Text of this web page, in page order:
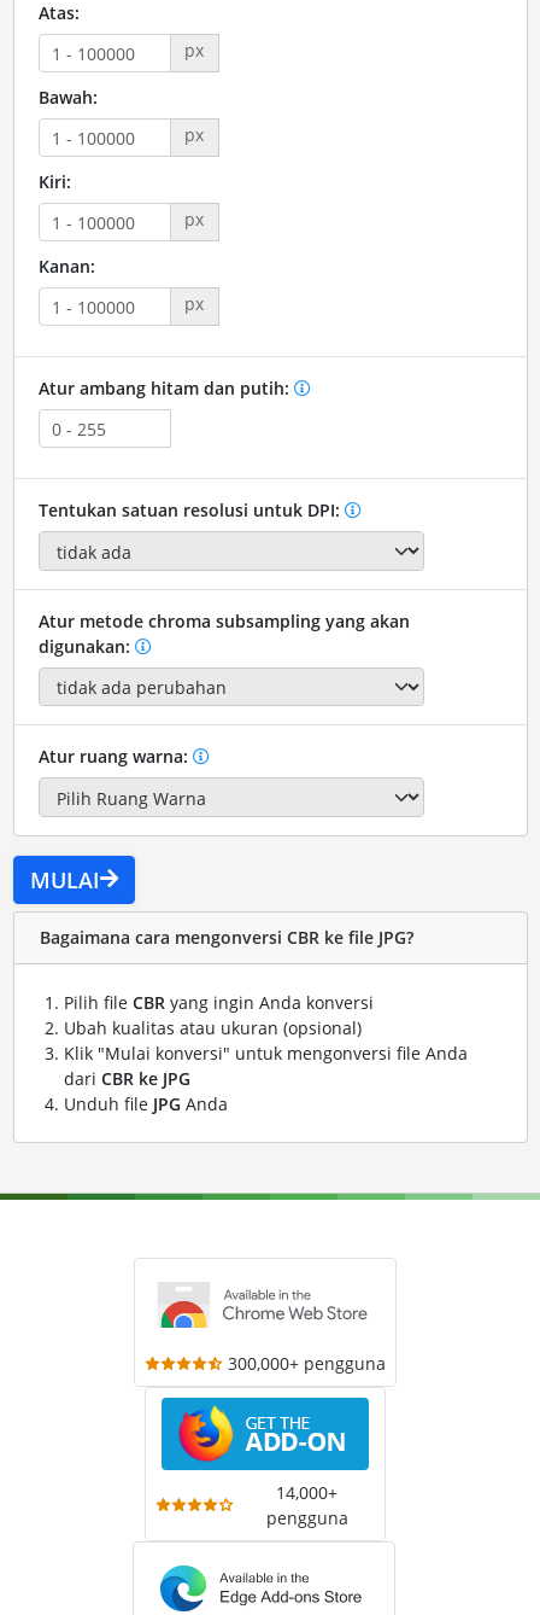
Atas:
px
Bawah:
px
Kiri:
px
Kanan:
px
Atur ambang hitam dan putih:
Tentukan satuan resolusi untuk DPI:
Atur metode chroma subsampling yang akan
digunakan:
Atur ruang warna:
MULAI
Bagaimana cara mengonversi CBR ke file JPG?
Pilih file CBRyang ingin Anda konversi
Ubah kualitas atau ukuran (opsional)
Klik "Mulai konversi" untuk mengonversi file Anda
dari CBR ke JPG
Unduh file JPG Anda
300,000+ pengguna
14,000+
pengguna